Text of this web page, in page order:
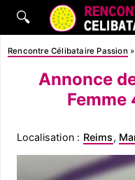
🔍
Rencontre Célibataire Passion
Annonce
Femme
Localisation : Reims,